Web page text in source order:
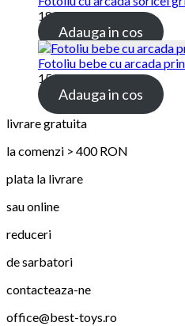
189.00 lei
Adauga in cos
Fotoliu bebe cu arcada
159.00 lei
Adauga in cos
livrare gratuita
la comenzi > 400 RON
plata la livrare
sau online
reduceri
de sarbatori
contacteaza-ne
office@best-toys.ro